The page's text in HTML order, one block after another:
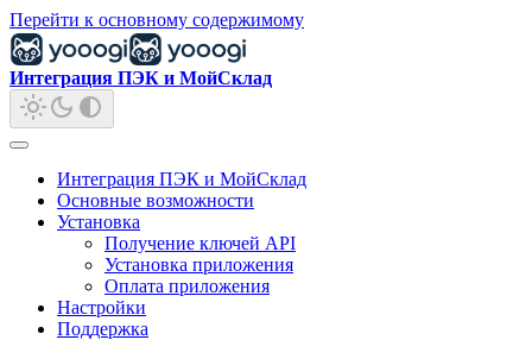
Перейти к основному содержимому
Интеграция ПЭК и МойСклад
Интеграция ПЭК и МойСклад
Основные возможности
Установка
Получение ключей API
Установка приложения
Оплата приложения
Настройки
Поддержка